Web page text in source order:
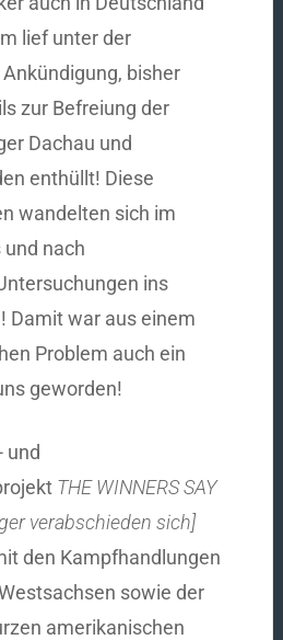
lief unter der
bisher
zur Befreiung der
Dachau und
enthüllt! Diese
wandelten sich im
und nach
ins
Damit war aus einem
Problem auch ein
geworden!
und
THE WINNERS SAY
verabschieden sich]
den Kampfhandlungen
sowie der
amerikanischen